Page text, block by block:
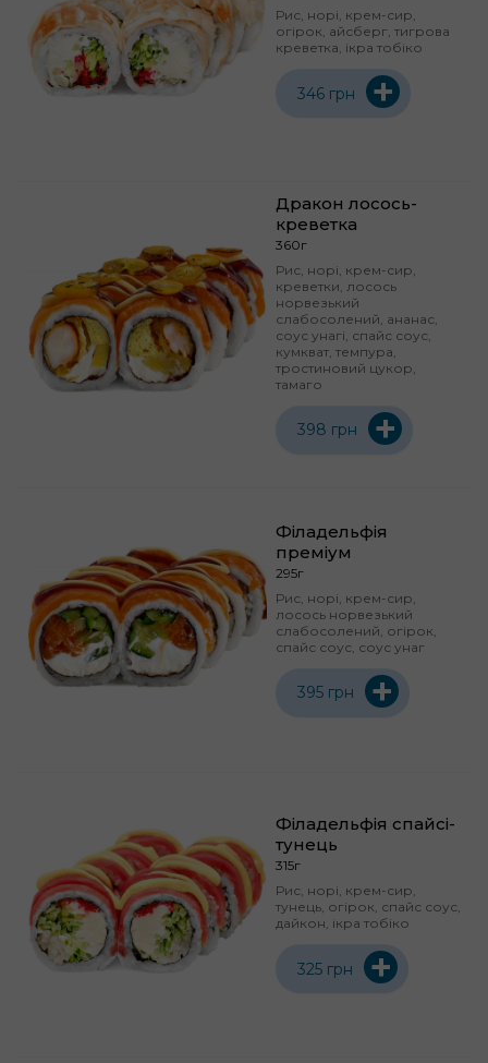
Рис, норі, крем-сир,
огірок, айсберг, тигрова
креветка, ікра тобіко
346 грн +
Дракон лосось-
креветка
360г
Рис, норі, крем-сир,
креветки, лосось
норвезький
слабосолений, ананас,
соус унагі, спайс соус,
кумкват, темпура,
тростиновий цукор,
тамаго
398 грн +
Філадельфія
преміум
295г
Рис, норі, крем-сир,
лосось норвезький
слабосолений, огірок,
спайс соус, соус унаг
395 грн +
Філадельфія спайсі-
тунець
315г
Рис, норі, крем-сир,
тунець, огірок, спайс соус,
дайкон, ікра тобіко
325 грн +